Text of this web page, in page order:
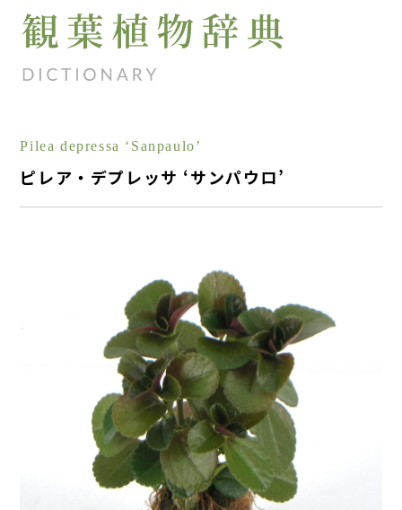
Pilea depressa ‘Sanpaulo’
ピレア・デプレッサ ‘サンパウロ’